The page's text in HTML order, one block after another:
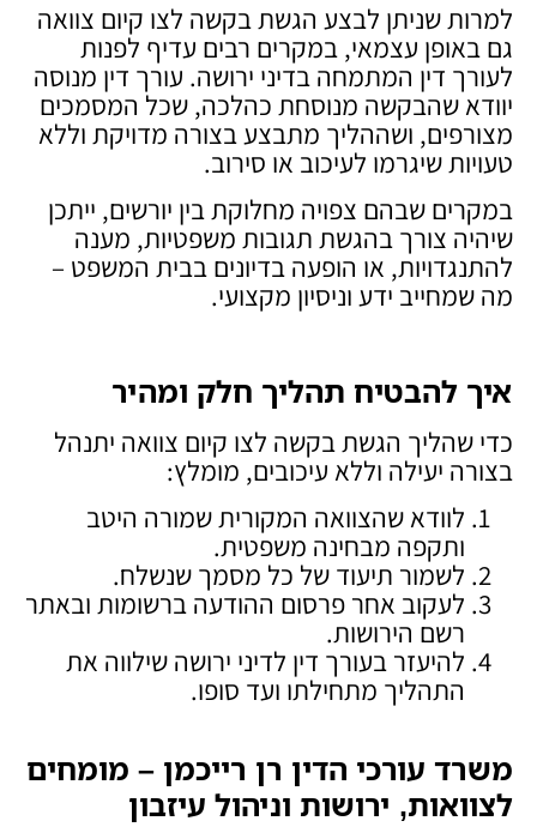
למרות שניתן לבצע הגשת בקשה לצו קיום צוואה
גם באופן עצמאי, במקרים רבים עדיף לפנות
לעורך דין המתמחה בדיני ירושה. עורך דין מנוסה
יוודא שהבקשה מנוסחת כהלכה, שכל המסמכים
מצורפים, ושההליך מתבצע בצורה מדויקת וללא
טעויות שיגרמו לעיכוב או סירוב.
במקרים שבהם צפויה מחלוקת בין יורשים, ייתכן
שיהיה צורך בהגשת תגובות משפטיות, מענה
להתנגדויות, או הופעה בדיונים בבית המשפט –
מה שמחייב ידע וניסיון מקצועי.
איך להבטיח תהליך חלק ומהיר
כדי שהליך הגשת בקשה לצו קיום צוואה יתנהל
בצורה יעילה וללא עיכובים, מומלץ:
לוודא שהצוואה המקורית שמורה היטב
ותקפה מבחינה משפטית.
לשמור תיעוד של כל מסמך שנשלח.
לעקוב אחר פרסום ההודעה ברשומות ובאתר
רשם הירושות.
להיעזר בעורך דין לדיני ירושה שילווה את
התהליך מתחילתו ועד סופו.
משרד עורכי הדין רן רייכמן – מומחים
לצוואות, ירושות וניהול עיזבון